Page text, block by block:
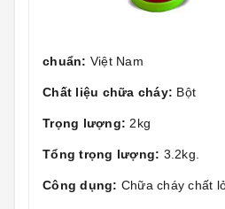
chuẩn: Việt Nam
Chất liệu chữa cháy: Bột
Trọng lượng: 2kg
Tổng trọng lượng: 3.2kg.
Công dụng: Chữa cháy chất